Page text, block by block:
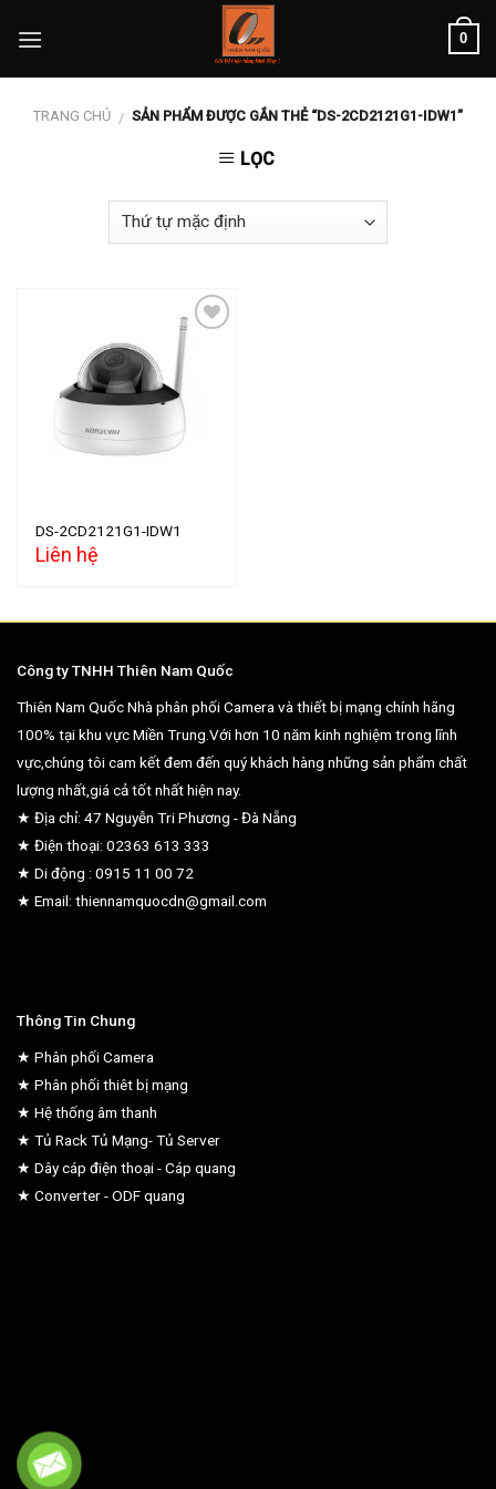
0
TRANG CHỦ / SẢN PHẨM ĐƯỢC GẮN THẺ “DS-2CD2121G1-IDW1”
LỌC
wishlist
DS-2CD2121G1-IDW1
Liên hệ
Công ty TNHH Thiên Nam Quốc
Thiên Nam Quốc Nhà phân phối Camera và thiết bị mạng chính hãng
100% tại khu vực Miền Trung.Với hơn 10 năm kinh nghiệm trong lĩnh
vực,chúng tôi cam kết đem đến quý khách hàng những sản phẩm chất
lượng nhất,giá cả tốt nhất hiện nay.
★ Địa chỉ: 47 Nguyễn Tri Phương - Đà Nẵng
★ Điện thoại: 02363 613 333
★ Di động : 0915 11 00 72
★ Email: thiennamquocdn@gmail.com
Thông Tin Chung
★ Phân phối Camera
★ Phân phối thiêt bị mạng
★ Hệ thống âm thanh
★ Tủ Rack Tủ Mạng- Tủ Server
★ Dây cáp điện thoại - Cáp quang
★ Converter - ODF quang